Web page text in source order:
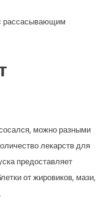
можно разными
лекарств для
предоставляет
от жировиков, мази,